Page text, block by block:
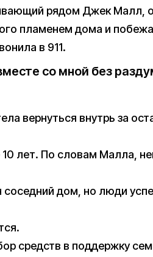
рядом Джек Малл,
пламенем дома и
в 911.
со мной без
вернуться внутрь за
лет. По словам Малла,
дом, но люди
средств в поддержку